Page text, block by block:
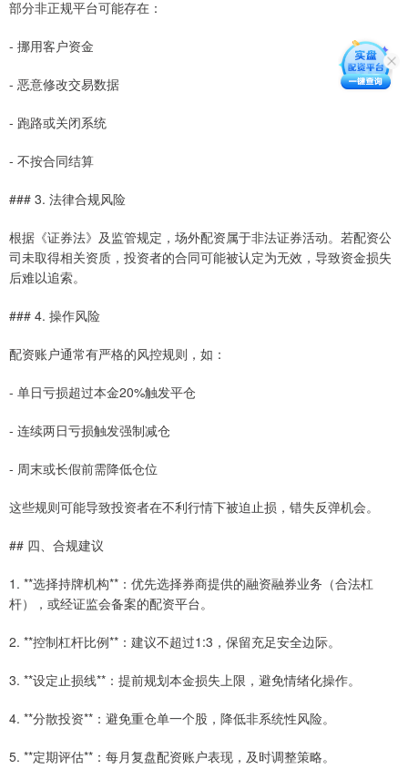
部分非正规平台可能存在：
- 挪用客户资金
- 恶意修改交易数据
- 跑路或关闭系统
- 不按合同结算
### 3. 法律合规风险
根据《证券法》及监管规定，场外配资属于非法证券活动。若配资公
司未取得相关资质，投资者的合同可能被认定为无效，导致资金损失
后难以追索。
### 4. 操作风险
配资账户通常有严格的风控规则，如：
- 单日亏损超过本金20%触发平仓
- 连续两日亏损触发强制减仓
- 周末或长假前需降低仓位
这些规则可能导致投资者在不利行情下被迫止损，错失反弹机会。
## 四、合规建议
1. **选择持牌机构**：优先选择券商提供的融资融券业务（合法杠
杆），或经证监会备案的配资平台。
2. **控制杠杆比例**：建议不超过1:3，保留充足安全边际。
3. **设定止损线**：提前规划本金损失上限，避免情绪化操作。
4. **分散投资**：避免重仓单一个股，降低非系统性风险。
5. **定期评估**：每月复盘配资账户表现，及时调整策略。